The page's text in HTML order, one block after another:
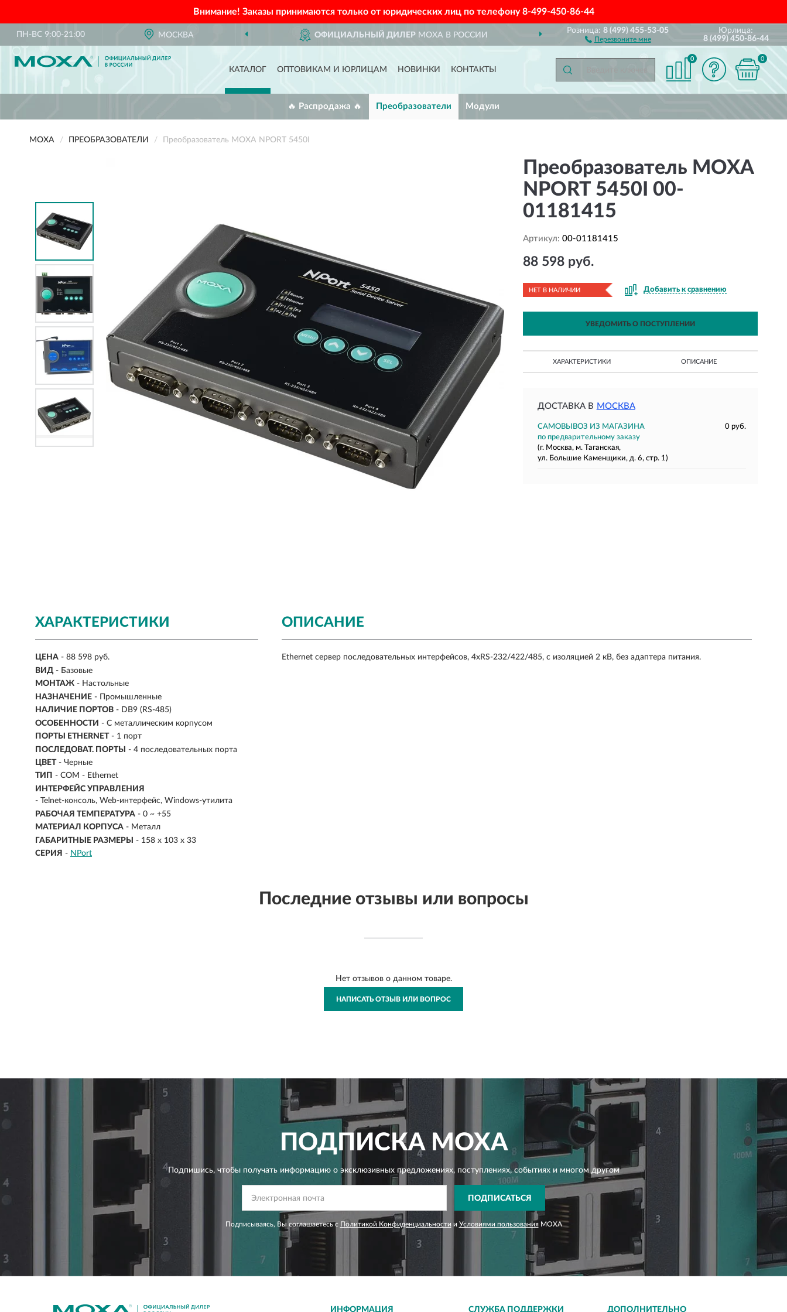
Внимание! Заказы принимаются только от юридических лиц по телефону8-499-450-86-44
ПН-ВС 9:00-21:00 МОСКВА ОФИЦИАЛЬНЫЙ ДИЛЕРMOXA В РОССИИ ДОСТАВИМ ПО ВСЕЙ РОССИИ
Розница:8 (499) 455-53-05
Перезвоните мне
Юрлица:
8 (499) 450-86-44
КАТАЛОГ ОПТОВИКАМ И ЮРЛИЦАМ НОВИНКИ КОНТАКТЫ
0 0
🔥 Распродажа 🔥 Преобразователи Модули
MOXA ПРЕОБРАЗОВАТЕЛИ Преобразователь MOXA NPORT 5450I
Преобразователь MOXA
NPORT 5450I 00-
01181415
Артикул: 00-01181415
88 598 руб.
НЕТ В НАЛИЧИИ Добавить к сравнению
УВЕДОМИТЬ О ПОСТУПЛЕНИИ
ХАРАКТЕРИСТИКИ ОПИСАНИЕ
ДОСТАВКА В МОСКВА
САМОВЫВОЗ ИЗ МАГАЗИНА
0 руб.
по предварительному заказу
(г. Москва, м. Таганская,
ул. Большие Каменщики, д. 6, стр. 1)
ХАРАКТЕРИСТИКИ
ЦЕНА - 88 598 руб.
ВИД - Базовые
МОНТАЖ - Настольные
НАЗНАЧЕНИЕ - Промышленные
НАЛИЧИЕ ПОРТОВ - DB9 (RS-485)
ОСОБЕННОСТИ - С металлическим корпусом
ПОРТЫ ETHERNET - 1 порт
ПОСЛЕДОВАТ. ПОРТЫ
- 4 последовательных порта
ЦВЕТ - Черные
ТИП - COM - Ethernet
ИНТЕРФЕЙС УПРАВЛЕНИЯ
- Telnet-консоль, Web-интерфейс, Windows-утилита
РАБОЧАЯ ТЕМПЕРАТУРА - 0 ~ +55
МАТЕРИАЛ КОРПУСА - Металл
ГАБАРИТНЫЕ РАЗМЕРЫ
- 158 х 103 х 33
СЕРИЯ - NPort
ОПИСАНИЕ
Ethernet сервер последовательных интерфейсов, 4xRS-232/422/485, с изоляцией 2 кВ, без адаптера питания.
Последние отзывы или вопросы
Нет отзывов о данном товаре.
НАПИСАТЬ ОТЗЫВ ИЛИ ВОПРОС
ПОДПИСКАMOXA
Подпишись, чтобы получать информацию о эксклюзивных предложениях,поступлениях, событиях и многом другом
ПОДПИСАТЬСЯ
Подписываясь, Вы соглашаетесь с Политикой Конфиденциальности и Условиями пользованияMOXA
ИНФОРМАЦИЯ СЛУЖБА ПОДДЕРЖКИ ДОПОЛНИТЕЛЬНО